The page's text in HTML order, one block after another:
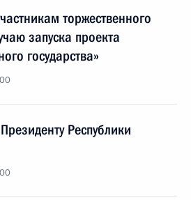
торжественного
запуска проекта
государства»
Республики